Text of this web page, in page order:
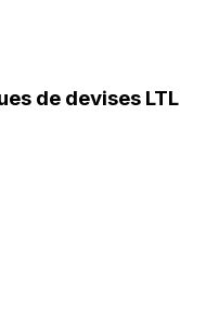
de devises LTL